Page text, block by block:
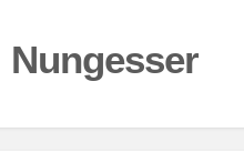
Nungesser